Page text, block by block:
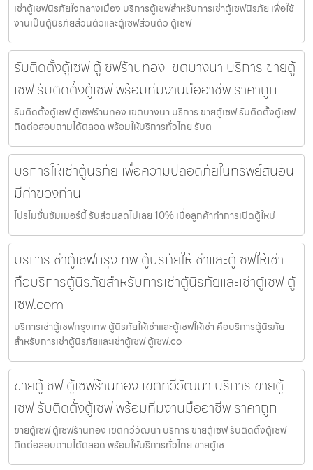
เช่าตู้เซฟนิรภัยใจกลางเมือง บริการตู้เซฟสำหรับการเช่าตู้เซฟนิรภัย เพื่อใช้
งานเป็นตู้นิรภัยส่วนตัวและตู้เซฟส่วนตัว ตู้เซฟ
รับติดตั้งตู้เซฟ ตู้เซฟร้านทอง เขตบางนา บริการ ขายตู้
เซฟ รับติดตั้งตู้เซฟ พร้อมทีมงานมืออาชีพ ราคาถูก
รับติดตั้งตู้เซฟ ตู้เซฟร้านทอง เขตบางนา บริการ ขายตู้เซฟ รับติดตั้งตู้เซฟ
ติดต่อสอบถามได้ตลอด พร้อมให้บริการทั่วไทย รับต
บริการให้เช่าตู้นิรภัย เพื่อความปลอดภัยในทรัพย์สินอัน
มีค่าของท่าน
โปรโมชั่นชัมเมอร์นี้ รับส่วนลดไปเลย 10% เมื่อลูกค้าทำการเปิดตู้ใหม่
บริการเช่าตู้เซฟกรุงเทพ ตู้นิรภัยให้เช่าและตู้เซฟให้เช่า
คือบริการตู้นิรภัยสำหรับการเช่าตู้นิรภัยและเช่าตู้เซฟ ตู้
เซฟ.com
บริการเช่าตู้เซฟกรุงเทพ ตู้นิรภัยให้เช่าและตู้เซฟให้เช่า คือบริการตู้นิรภัย
สำหรับการเช่าตู้นิรภัยและเช่าตู้เซฟ ตู้เซฟ.co
ขายตู้เซฟ ตู้เซฟร้านทอง เขตทวีวัฒนา บริการ ขายตู้
เซฟ รับติดตั้งตู้เซฟ พร้อมทีมงานมืออาชีพ ราคาถูก
ขายตู้เซฟ ตู้เซฟร้านทอง เขตทวีวัฒนา บริการ ขายตู้เซฟ รับติดตั้งตู้เซฟ
ติดต่อสอบถามได้ตลอด พร้อมให้บริการทั่วไทย ขายตู้เซ